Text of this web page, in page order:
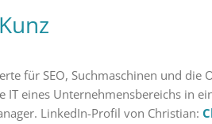
für SEO, Suchmaschinen und die
eines Unternehmensbereichs in
LinkedIn-Profil von Christian: